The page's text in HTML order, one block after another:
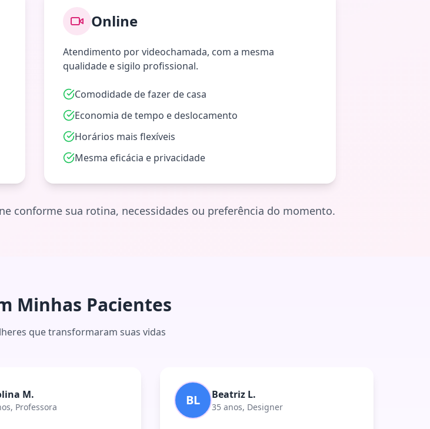
Online
Atendimento por videochamada, com a mesma
qualidade e sigilo profissional.
Comodidade de fazer de casa
Economia de tempo e deslocamento
Horários mais flexíveis
Mesma eficácia e privacidade
conforme sua rotina, necessidades ou preferência do momento.
Minhas Pacientes
que transformaram suas vidas
M.
Professora BL Beatriz L.
35 anos, Designer